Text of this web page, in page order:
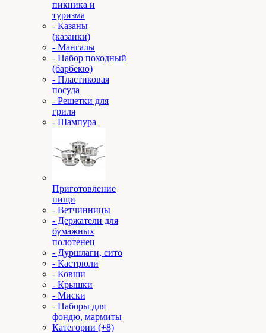
пикника и
туризма
- Казаны
(казанки)
- Мангалы
- Набор походный
(барбекю)
- Пластиковая
посуда
- Решетки для
гриля
- Шампура
Приготовление
пищи
- Ветчинницы
- Держатели для
бумажных
полотенец
- Дуршлаги, сито
- Кастрюли
- Ковши
- Крышки
- Миски
- Наборы для
фондю, мармиты
Категории (+8)